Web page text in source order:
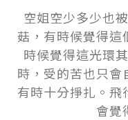
空姐空少多少也
菇，有時候覺得這
時候覺得這光環
時，受的苦也只會
有時十分掙扎。飛
會覺